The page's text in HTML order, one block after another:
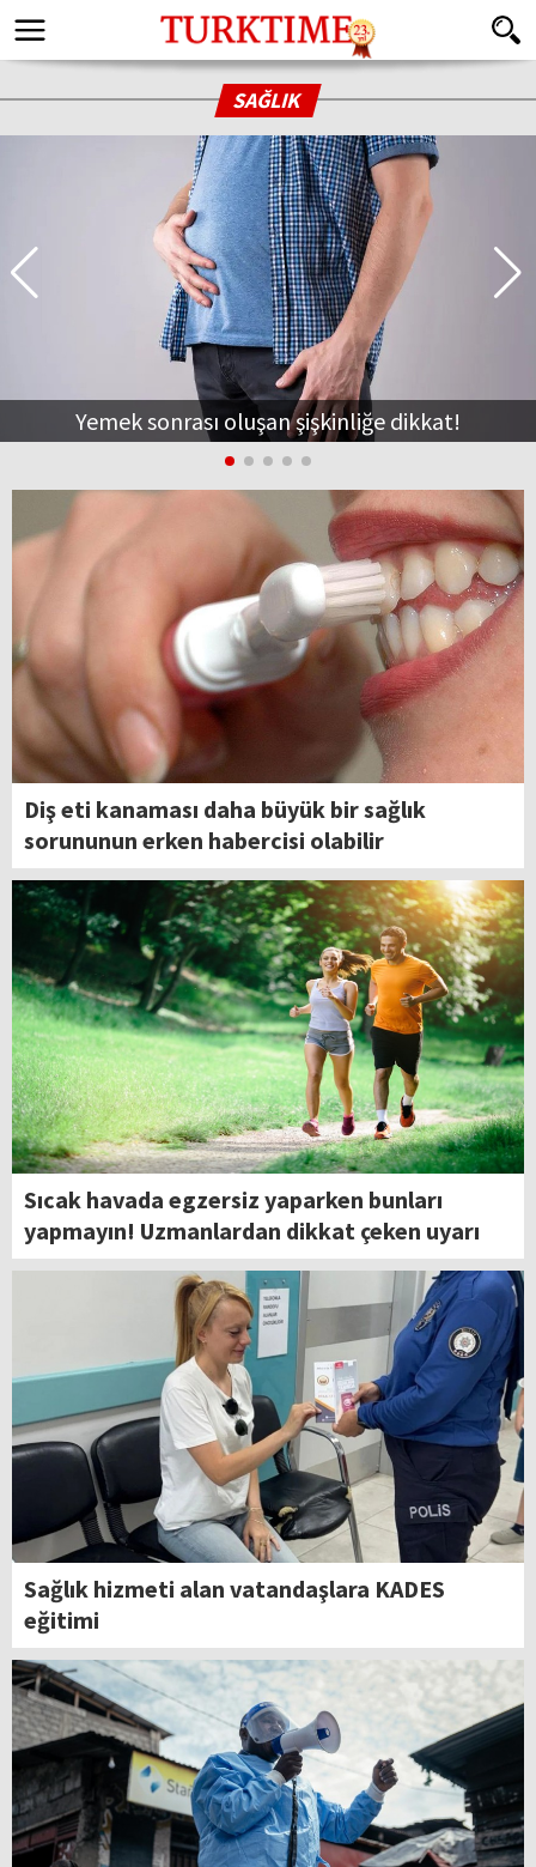
SAĞLIK
Yemek sonrası oluşan şişkinliğe dikkat!
Diş eti kanaması daha büyük bir sağlık
sorununun erken habercisi olabilir
Sıcak havada egzersiz yaparken bunları
yapmayın! Uzmanlardan dikkat çeken uyarı
Sağlık hizmeti alan vatandaşlara KADES
eğitimi